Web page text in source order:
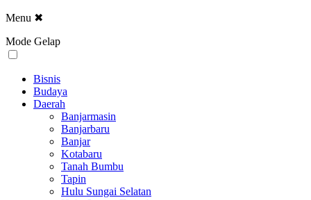
Menu ✖
Mode Gelap
Bisnis
Budaya
Daerah
Banjarmasin
Banjarbaru
Banjar
Kotabaru
Tanah Bumbu
Tapin
Hulu Sungai Selatan